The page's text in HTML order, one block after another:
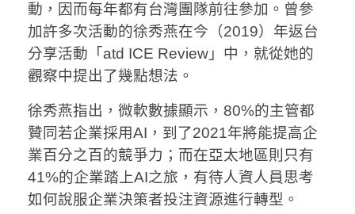
動，因而每年都有台灣團隊前往參加。曾參
加許多次活動的徐秀燕在今（2019）年返台
分享活動「atd ICE Review」中，就從她的
觀察中提出了幾點想法。
徐秀燕指出，微軟數據顯示，80%的主管都
贊同若企業採用AI，到了2021年將能提高企
業百分之百的競爭力；而在亞太地區則只有
41%的企業踏上AI之旅，有待人資人員思考
如何說服企業決策者投注資源進行轉型。